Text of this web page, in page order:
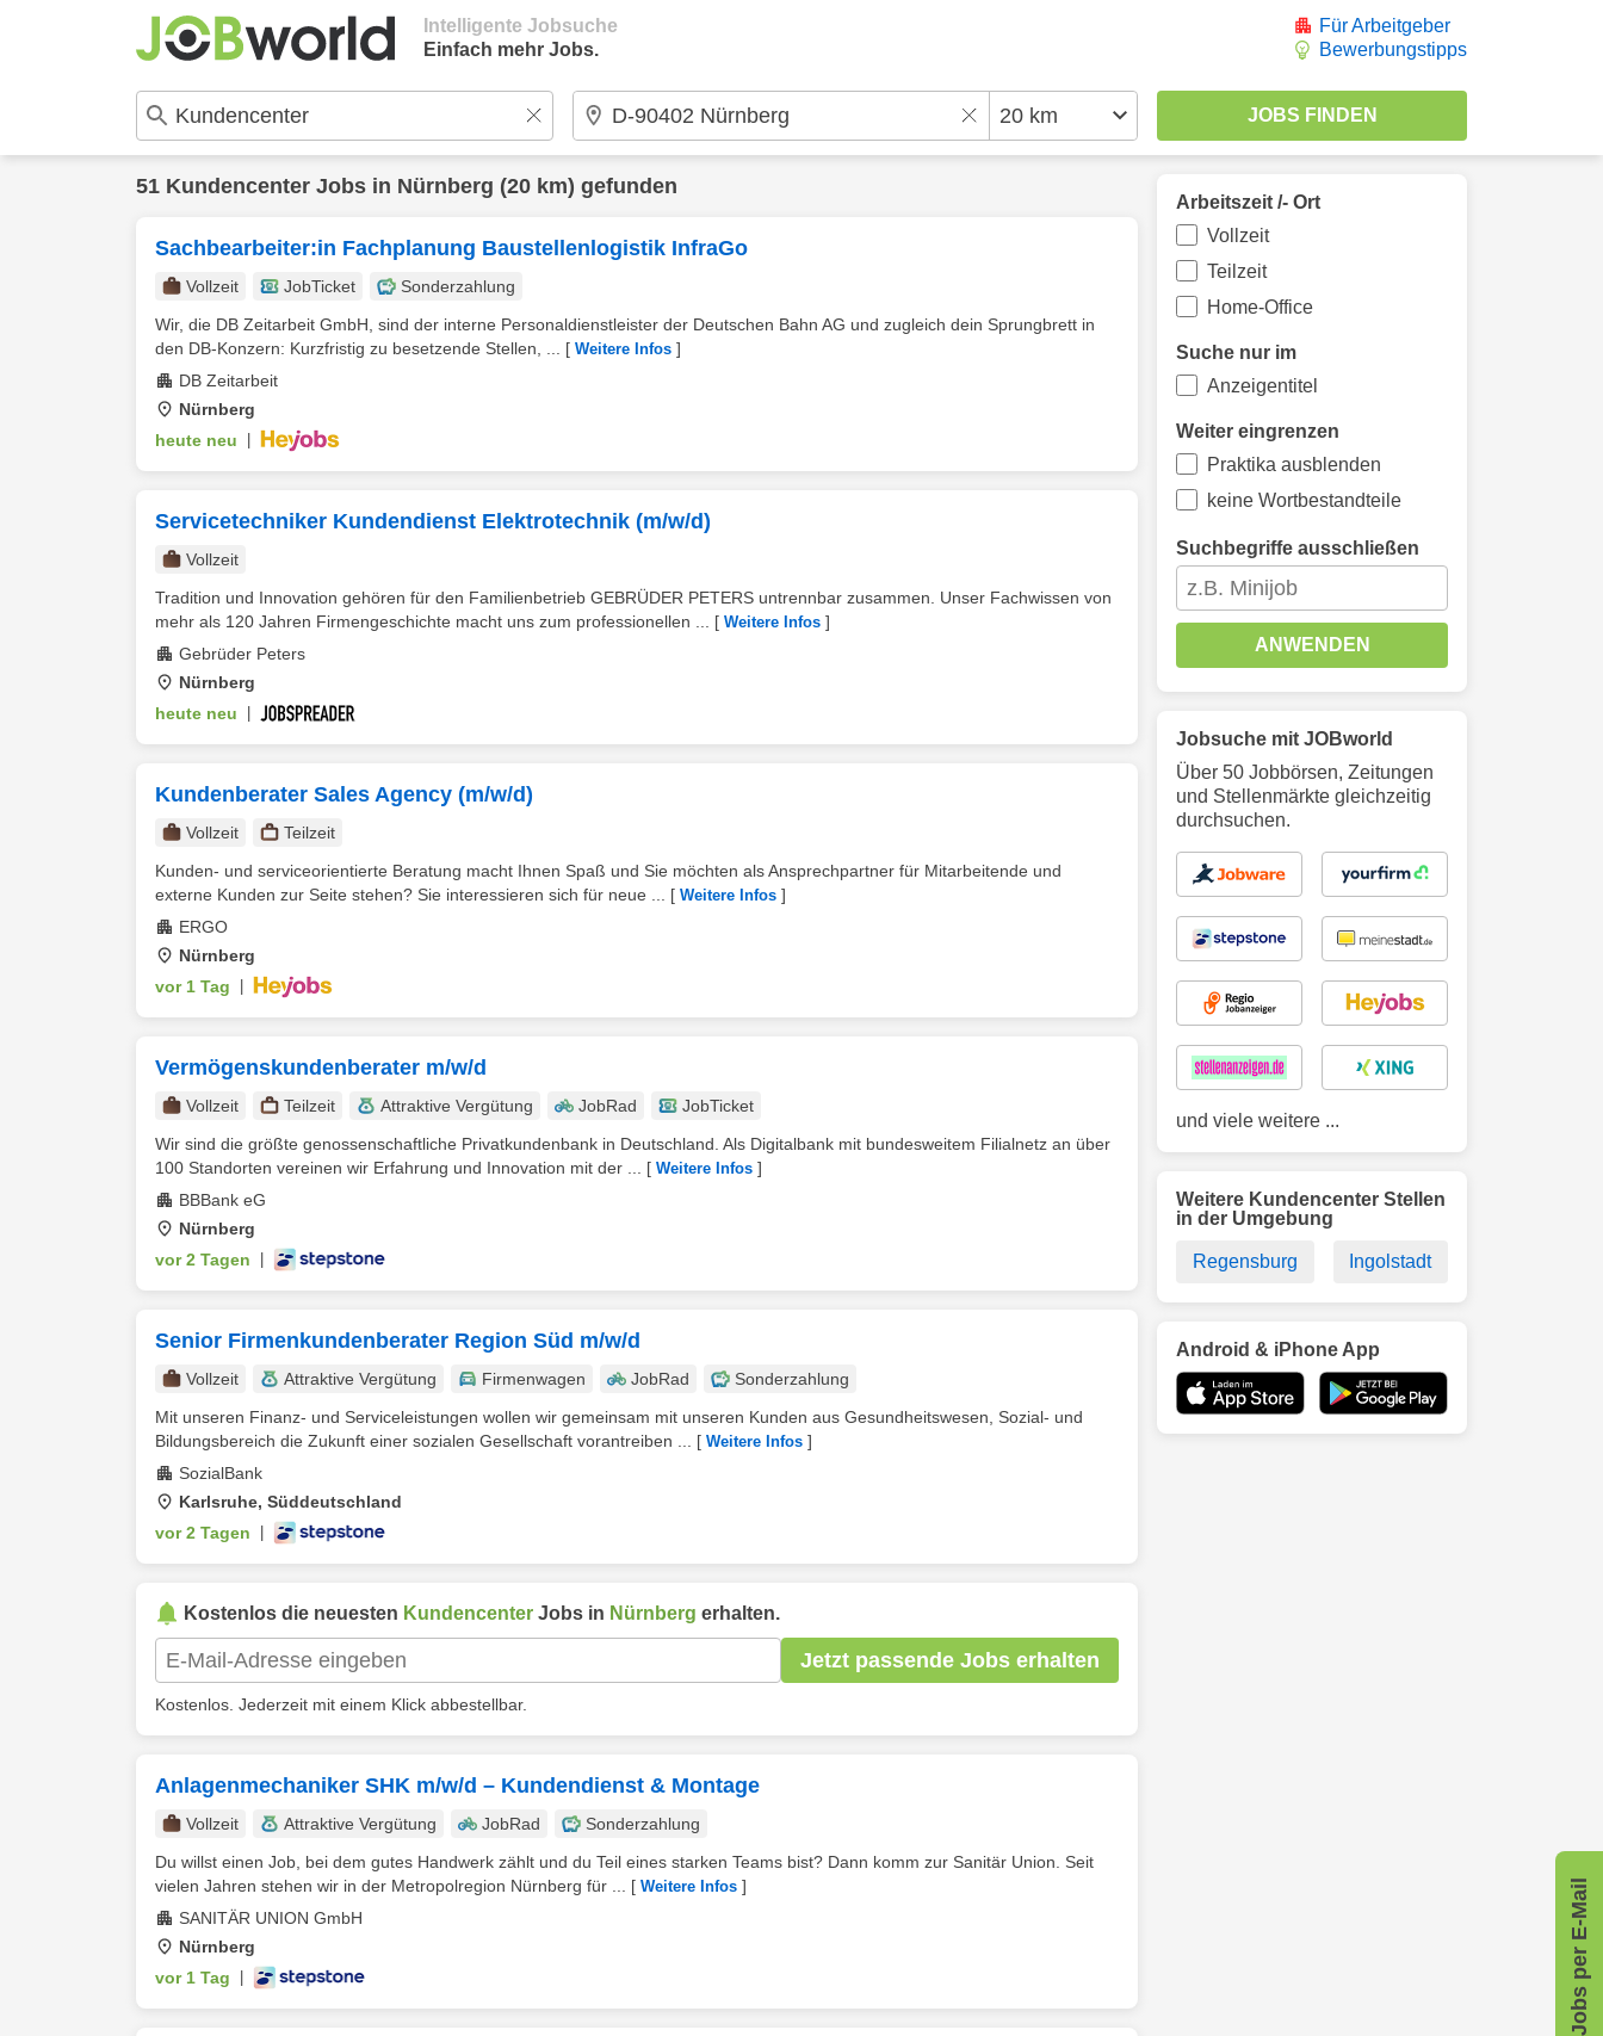
Intelligente Jobsuche
Einfach mehr Jobs.
Für Arbeitgeber
Bewerbungstipps
51 Kundencenter Jobs in Nürnberg (20 km) gefunden
Sachbearbeiter:in Fachplanung Baustellenlogistik InfraGo
Vollzeit JobTicket
Sonderzahlung
Wir, die DB Zeitarbeit GmbH, sind der interne Personaldienstleister der Deutschen Bahn AG und zugleich dein Sprungbrett in
den DB-Konzern: Kurzfristig zu besetzende Stellen, ...
[ Weitere Infos ]
DB Zeitarbeit
Nürnberg
heute neu
Servicetechniker Kundendienst Elektrotechnik (m/w/d)
Vollzeit
Tradition und Innovation gehören für den Familienbetrieb GEBRÜDER PETERS untrennbar zusammen. Unser Fachwissen von
mehr als 120 Jahren Firmengeschichte macht uns zum professionellen ...
[ Weitere Infos ]
Gebrüder Peters
Nürnberg
heute neu
Kundenberater Sales Agency (m/w/d)
Vollzeit
Teilzeit
Kunden- und serviceorientierte Beratung macht Ihnen Spaß und Sie möchten als Ansprechpartner für Mitarbeitende und
externe Kunden zur Seite stehen? Sie interessieren sich für neue ...
[ Weitere Infos ]
ERGO
Nürnberg
vor 1 Tag
Vermögenskundenberater m/w/d
Vollzeit Teilzeit Attraktive Vergütung JobRad
JobTicket
Wir sind die größte genossenschaftliche Privatkundenbank in Deutschland. Als Digitalbank mit bundesweitem Filialnetz an über
100 Standorten vereinen wir Erfahrung und Innovation mit der ...
[ Weitere Infos ]
BBBank eG
Nürnberg
vor 2 Tagen
Senior Firmenkundenberater Region Süd m/w/d
Vollzeit Attraktive Vergütung Firmenwagen JobRad
Sonderzahlung
Mit unseren Finanz- und Serviceleistungen wollen wir gemeinsam mit unseren Kunden aus Gesundheitswesen, Sozial- und
Bildungsbereich die Zukunft einer sozialen Gesellschaft vorantreiben ...
[ Weitere Infos ]
SozialBank
Karlsruhe, Süddeutschland
vor 2 Tagen
Kostenlos die neuesten Kundencenter Jobs in Nürnberg erhalten.
Jetzt passende Jobs erhalten
Kostenlos. Jederzeit mit einem Klick abbestellbar.
Anlagenmechaniker SHK m/w/d – Kundendienst & Montage
Vollzeit Attraktive Vergütung JobRad
Sonderzahlung
Du willst einen Job, bei dem gutes Handwerk zählt und du Teil eines starken Teams bist? Dann komm zur Sanitär Union. Seit
vielen Jahren stehen wir in der Metropolregion Nürnberg für ...
[ Weitere Infos ]
SANITÄR UNION GmbH
Nürnberg
vor 1 Tag
Jobs per E-Mail
Arbeitszeit /- Ort
Vollzeit
Teilzeit
Home-Office
Suche nur im
Anzeigentitel
Weiter eingrenzen
Praktika ausblenden
keine Wortbestandteile
Suchbegriffe ausschließen
ANWENDEN
Jobsuche mit JOBworld
Über 50 Jobbörsen, Zeitungen
und Stellenmärkte gleichzeitig
durchsuchen.
und viele weitere ...
Weitere Kundencenter Stellen
in der Umgebung
Regensburg Ingolstadt
Android & iPhone App